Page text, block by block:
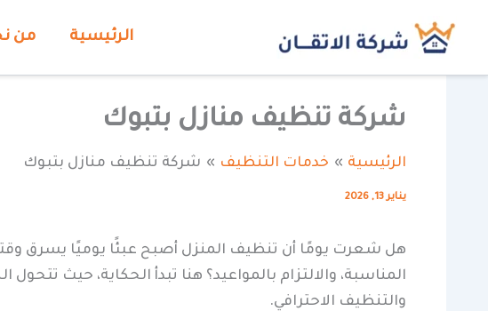
الرئيسية من
شركة تنظيف منازل بتبوك
الرئيسية خدمات التنظيف شركة تنظيف منازل بتبوك
يناير 13, 2026
هل شعرت يومًا أن تنظيف المنزل أصبح عبئًا يوميًا يسرق
المناسبة، والالتزام بالمواعيد؟ هنا تبدأ الحكاية، حيث
والتنظيف الاحترافي.